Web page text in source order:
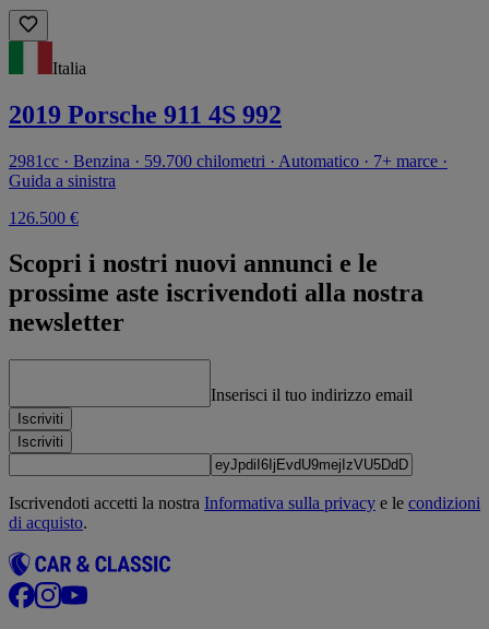
Italia
2019 Porsche 911 4S 992
2981cc · Benzina · 59.700 chilometri · Automatico · 7+ marce ·
Guida a sinistra
126.500 €
Scopri i nostri nuovi annunci e le
prossime aste iscrivendoti alla nostra
newsletter
Inserisci il tuo indirizzo email
Iscriviti
Iscriviti
Iscrivendoti accetti la nostra Informativa sulla privacy e le condizioni
di acquisto.